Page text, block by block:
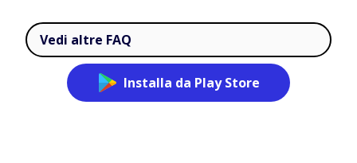
Vedi altre FAQ
Installa da Play Store